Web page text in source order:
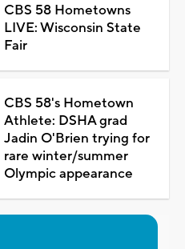
CBS 58 Hometowns
LIVE: Wisconsin State
Fair
CBS 58's Hometown
Athlete: DSHA grad
Jadin O'Brien trying for
rare winter/summer
Olympic appearance